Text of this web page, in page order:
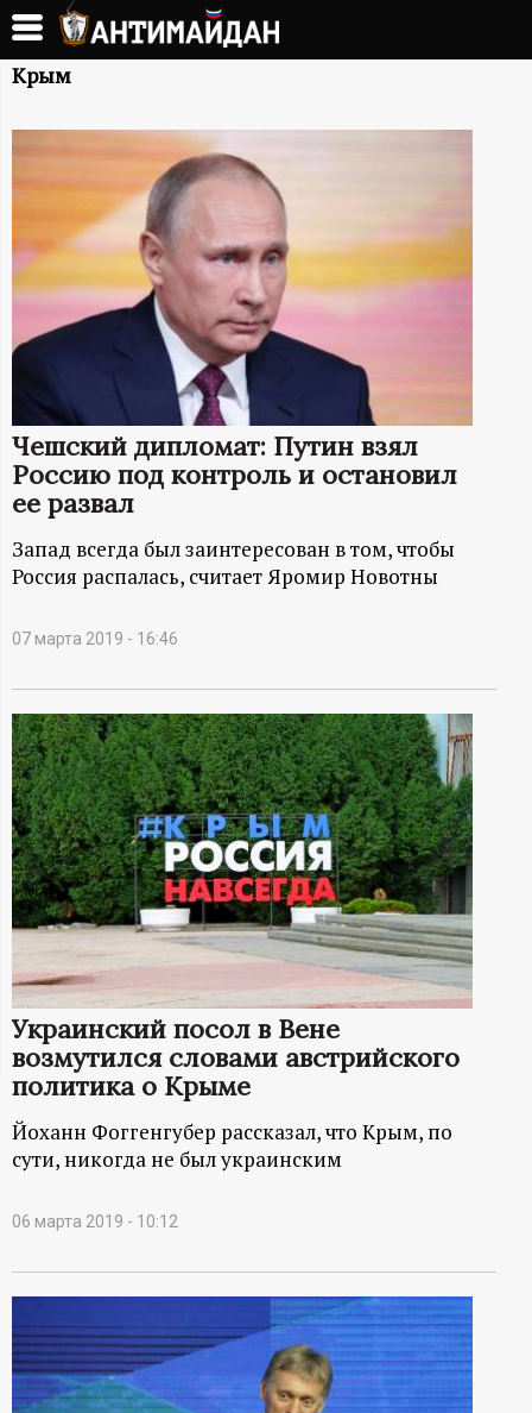
Перейти
основному
А
Н
Т
И
М
А
Й
Д
А
Н
-
и
н
ф
о
р
м
а
ц
и
о
н
н
ы
Крым
Чешский дипломат: Путин взял
Россию под контроль и остановил
ее развал
Запад всегда был заинтересован в том, чтобы
Россия распалась, считает Яромир Новотны
07 марта 2019 - 16:46
Украинский посол в Вене
возмутился словами австрийского
политика о Крыме
Йоханн Фоггенгубер рассказал, что Крым, по
сути, никогда не был украинским
06 марта 2019 - 10:12